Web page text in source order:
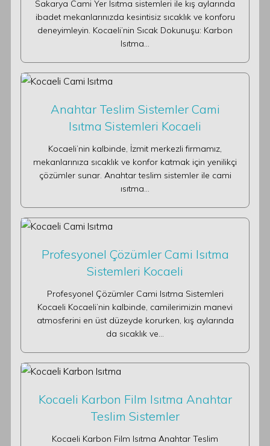
Sakarya Cami Yer Isıtma sistemleri ile kış aylarında
ibadet mekanlarınızda kesintisiz sıcaklık ve konforu
deneyimleyin. Kocaeli’nin Sıcak Dokunuşu: Karbon
Isıtma…
Anahtar Teslim Sistemler Cami
Isıtma Sistemleri Kocaeli
Kocaeli’nin kalbinde, İzmit merkezli firmamız,
mekanlarınıza sıcaklık ve konfor katmak için yenilikçi
çözümler sunar. Anahtar teslim sistemler ile cami
ısıtma…
Profesyonel Çözümler Cami Isıtma
Sistemleri Kocaeli
Profesyonel Çözümler Cami Isıtma Sistemleri
Kocaeli Kocaeli’nin kalbinde, camilerimizin manevi
atmosferini en üst düzeyde korurken, kış aylarında
da sıcaklık ve…
Kocaeli Karbon Film Isıtma Anahtar
Teslim Sistemler
Kocaeli Karbon Film Isıtma Anahtar Teslim